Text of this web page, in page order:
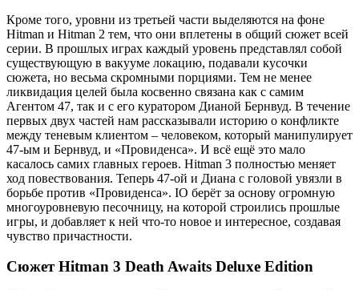
Кроме того, уровни из третьей части выделяются на фоне
Hitman и Hitman 2 тем, что они вплетены в общий сюжет всей
серии. В прошлых играх каждый уровень представлял собой
существующую в вакууме локацию, подавали кусочки
сюжета, но весьма скромными порциями. Тем не менее
ликвидация целей была косвенно связана как с самим
Агентом 47, так и с его куратором Дианой Бернвуд. В течение
первых двух частей нам рассказывали историю о конфликте
между теневым клиентом – человеком, который манипулирует
47-ым и Бернвуд, и «Провиденса». И всё ещё это мало
касалось самих главных героев. Hitman 3 полностью меняет
ход повествования. Теперь 47-ой и Диана с головой увязли в
борьбе против «Провиденса». IO берёт за основу огромную
многоуровневую песочницу, на которой строились прошлые
игры, и добавляет к ней что-то новое и интересное, создавая
чувство причастности.
Сюжет Hitman 3 Death Awaits Deluxe Edition